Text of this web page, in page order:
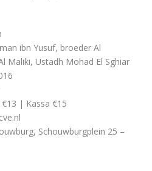
ibn Yusuf, broeder Al
Maliki, Ustadh Mohad El Sghiar
| Kassa €15
Schouwburgplein 25 –